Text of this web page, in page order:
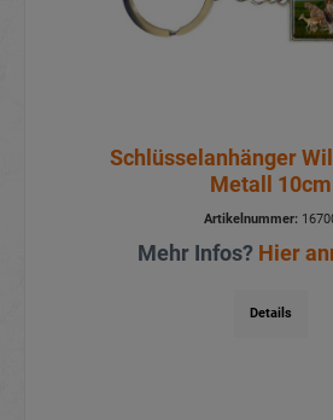
Schlüsselanhänger
Metall 10cm
Artikelnummer:
Mehr Infos? Hier
Details